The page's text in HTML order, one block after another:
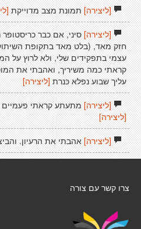
[ליצירה]תמונת מצב מדוייקת
[ליצירה]סיני, אם כבר כריסטופר
חזק מאד, (בלט מאד בתקופת
עצמי בתפקידים שלי, ולא לרוץ על
קראתי כמה משיריך, ואהבתי את
עליך שבוע נפלא כּנרת[ליצירה]
[ליצירה]מתעתע קראתי פעמיים
[ליצירה]
[ליצירה]אהבתי את הרעיון.
צרו קשר עם צורה